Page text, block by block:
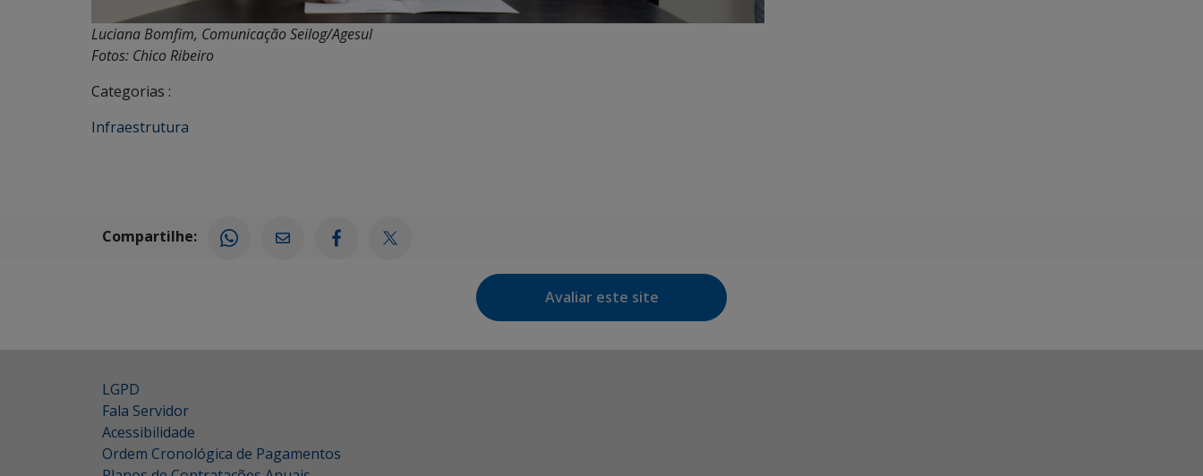
Luciana Bomfim, Comunicação Seilog/Agesul
Fotos: Chico Ribeiro
Categorias :
Infraestrutura
Compartilhe:
Avaliar este site
LGPD
Fala Servidor
Acessibilidade
Ordem Cronológica de Pagamentos